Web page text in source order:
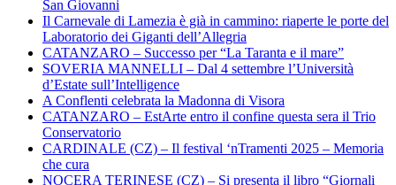
San Giovanni
Il Carnevale di Lamezia è già in cammino: riaperte le porte del
Laboratorio dei Giganti dell’Allegria
CATANZARO – Successo per “La Taranta e il mare”
SOVERIA MANNELLI – Dal 4 settembre l’Università
d’Estate sull’Intelligence
A Conflenti celebrata la Madonna di Visora
CATANZARO – EstArte entro il confine questa sera il Trio
Conservatorio
CARDINALE (CZ) – Il festival ‘nTramenti 2025 – Memoria
che cura
NOCERA TERINESE (CZ) – Si presenta il libro “Giornali